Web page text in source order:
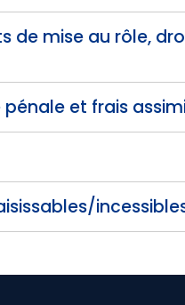
de mise au rôle,
et frais